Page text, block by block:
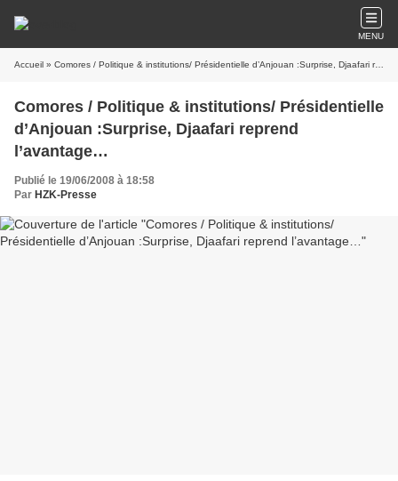
MENU
Accueil » Comores / Politique & institutions/ Présidentielle d’Anjouan :Surprise, Djaafari reprend l’avantage…
Comores / Politique & institutions/ Présidentielle
d’Anjouan :Surprise, Djaafari reprend
l’avantage…
Publié le 19/06/2008 à 18:58
Par HZK-Presse